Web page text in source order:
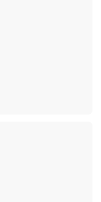
BELİRLEYECEK
SİDE ,
PAZARI